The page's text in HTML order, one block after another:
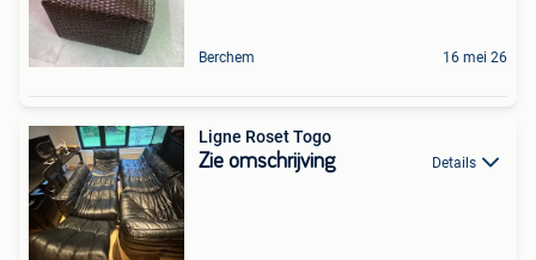
Berchem 16 mei 26
Ligne Roset Togo
Zie omschrijving Details